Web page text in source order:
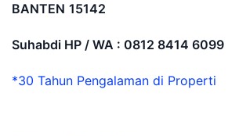
BANTEN 15142
Suhabdi HP / WA : 0812 8414 6099
*30 Tahun Pengalaman di Properti